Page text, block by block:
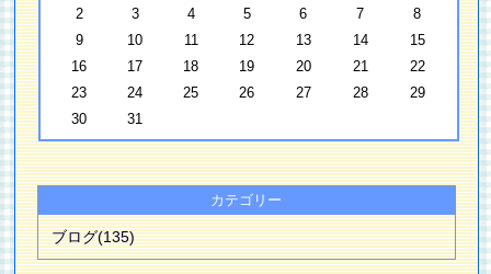
2
3 4 5 6 7
8
9
10 11 12 13 14
15
16
17 18 19 20 21
22
23
24 25 26 27 28
29
30
31
カテゴリー
ブログ(135)